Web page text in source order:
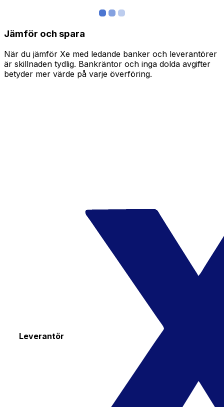
Jämför och spara
När du jämför Xe med ledande banker och leverantörer
är skillnaden tydlig. Bankräntor och inga dolda avgifter
betyder mer värde på varje överföring.
Leverantör